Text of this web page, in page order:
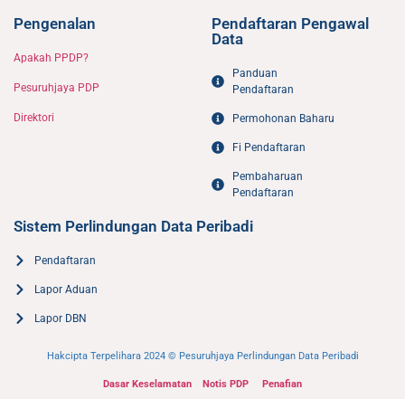
Pengenalan
Apakah PPDP?
Pesuruhjaya PDP
Direktori
Pendaftaran Pengawal
Data
Panduan
Pendaftaran
Permohonan Baharu
Fi Pendaftaran
Pembaharuan
Pendaftaran
Sistem Perlindungan Data Peribadi
Pendaftaran
Lapor Aduan
Lapor DBN
Hakcipta Terpelihara 2024 © Pesuruhjaya Perlindungan Data Peribadi
Dasar Keselamatan Notis PDP Penafian